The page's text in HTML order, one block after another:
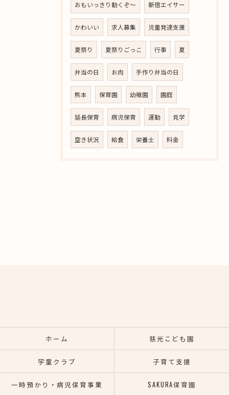
おもいっきり動くぞ～ 新宿エイサー
かわいい 求人募集 児童発達支援
夏祭り 夏祭りごっこ 行事 夏
弁当の日 お肉 手作り弁当の日
熊本 保育園 幼稚園 園庭
延長保育 病児保育 運動 見学
空き状況 給食 栄養士 料金
ホーム 慈光こども園
学童クラブ 子育て支援
一時預かり・病児保育事業 SAKURA保育園